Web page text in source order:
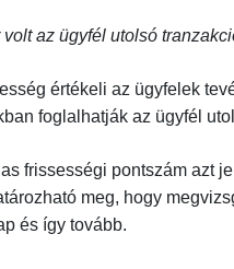
volt az ügyfél utolsó
értékeli az ügyfelek
foglalhatják az ügyfél
frissességi pontszám azt
meg, hogy
és így tovább.